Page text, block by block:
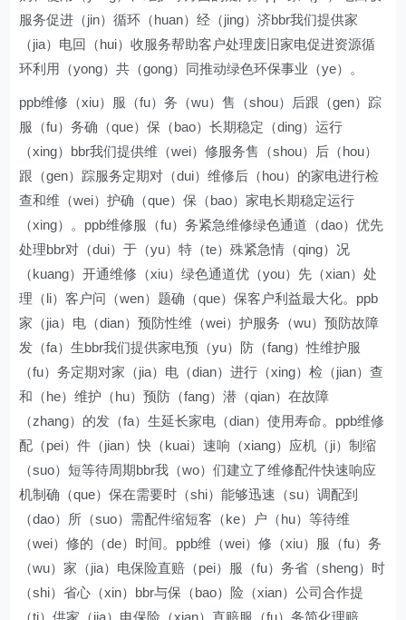
服务促进（jin）循环（huan）经（jing）济bbr我们提供家
（jia）电回（hui）收服务帮助客户处理废旧家电促进资源循
环利用（yong）共（gong）同推动绿色环保事业（ye）。
ppb维修（xiu）服（fu）务（wu）售（shou）后跟（gen）踪
服（fu）务确（que）保（bao）长期稳定（ding）运行
（xing）bbr我们提供维（wei）修服务售（shou）后（hou）
跟（gen）踪服务定期对（dui）维修后（hou）的家电进行检
查和维（wei）护确（que）保（bao）家电长期稳定运行
（xing）。ppb维修服（fu）务紧急维修绿色通道（dao）优先
处理bbr对（dui）于（yu）特（te）殊紧急情（qing）况
（kuang）开通维修（xiu）绿色通道优（you）先（xian）处
理（li）客户问（wen）题确（que）保客户利益最大化。ppb
家（jia）电（dian）预防性维（wei）护服务（wu）预防故障
发（fa）生bbr我们提供家电预（yu）防（fang）性维护服
（fu）务定期对家（jia）电（dian）进行（xing）检（jian）查
和（he）维护（hu）预防（fang）潜（qian）在故障
（zhang）的发（fa）生延长家电（dian）使用寿命。ppb维修
配（pei）件（jian）快（kuai）速响（xiang）应机（ji）制缩
（suo）短等待周期bbr我（wo）们建立了维修配件快速响应
机制确（que）保在需要时（shi）能够迅速（su）调配到
（dao）所（suo）需配件缩短客（ke）户（hu）等待维
（wei）修的（de）时间。ppb维（wei）修（xiu）服（fu）务
（wu）家（jia）电保险直赔（pei）服（fu）务省（sheng）时
（shi）省心（xin）bbr与保（bao）险（xian）公司合作提
（ti）供家（jia）电保险（xian）直赔服（fu）务简化理赔